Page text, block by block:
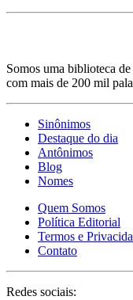
Somos uma biblioteca
com mais de 200 mil
Sinônimos
Destaque do dia
Antônimos
Blog
Nomes
Quem Somos
Política Editorial
Termos e
Contato
Redes sociais: